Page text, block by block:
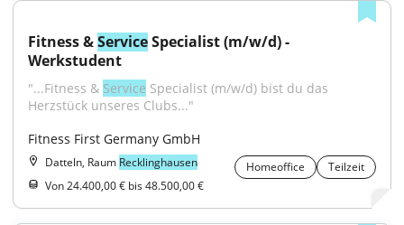
Fitness & Service Specialist (m/w/d) -
Werkstudent
"...Fitness & Service Specialist (m/w/d) bist du das
Herzstück unseres Clubs..."
Fitness First Germany GmbH
Datteln, Raum Recklinghausen Homeoffice
Teilzeit
Von 24.400,00 € bis 48.500,00 €